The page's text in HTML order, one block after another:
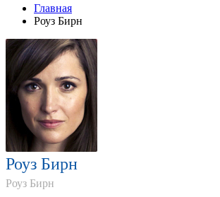
Главная
Роуз Бирн
Роуз Бирн
Роуз Бирн